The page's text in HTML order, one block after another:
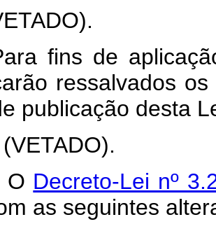
fins de
ressalvados
publicação desta
O Decreto-Lei nº
as seguintes